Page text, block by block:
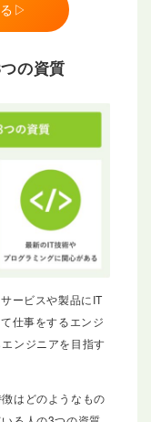
る▷
の資質
ービスや製品にIT
仕事をするエンジ
ンジニアを目指す
はどのようなもの